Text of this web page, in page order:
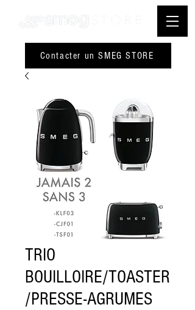
Contacter un SMEG STORE
TRIO
BOUILLOIRE/TOASTER
/PRESSE-AGRUMES